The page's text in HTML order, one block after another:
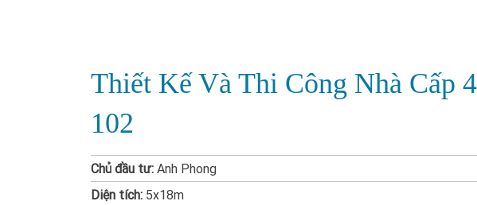
Thiết Kế Và Thi Công Nhà Cấp
102
Chủ đầu tư: Anh Phong
Diện tích: 5x18m